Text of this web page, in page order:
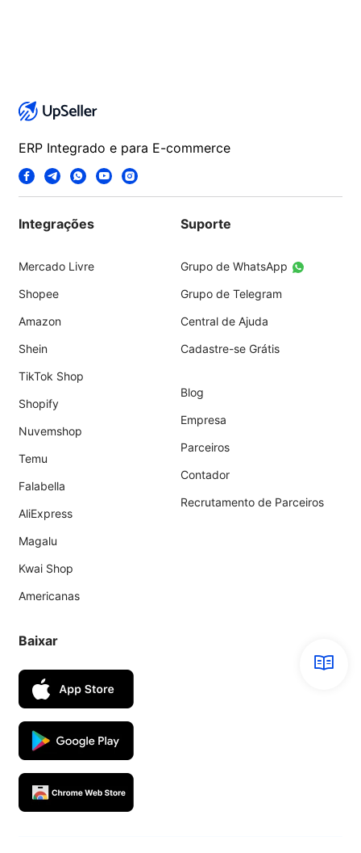
ERP Integrado e para E-commerce
Integrações
Mercado Livre
Shopee
Amazon
Shein
TikTok Shop
Shopify
Nuvemshop
Temu
Falabella
AliExpress
Magalu
Kwai Shop
Americanas
Suporte
Grupo de WhatsApp
Grupo de Telegram
Central de Ajuda
Cadastre-se Grátis
Blog
Empresa
Parceiros
Contador
Recrutamento de Parceiros
Baixar